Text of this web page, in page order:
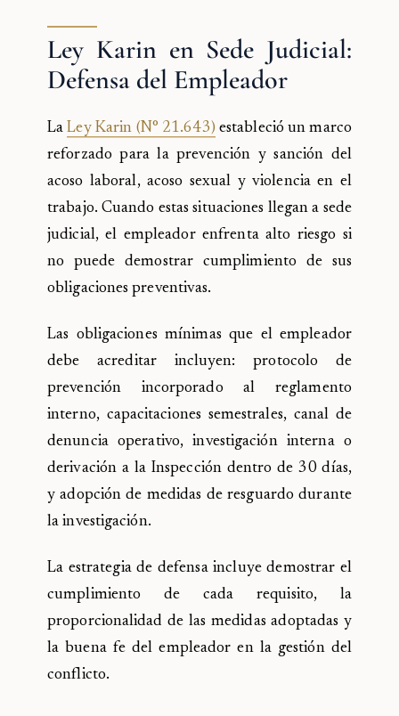
Ley Karin en Sede Judicial:
Defensa del Empleador
LaLey Karin (N° 21.643) estableció un marco
reforzado para la prevención y sanción del
acoso laboral, acoso sexual y violencia en el
trabajo. Cuando estas situaciones llegan a sede
judicial, el empleador enfrenta alto riesgo si
no puede demostrar cumplimiento de sus
obligaciones preventivas.
Las obligaciones mínimas que el empleador
debe acreditar incluyen: protocolo de
prevención incorporado al reglamento
interno, capacitaciones semestrales, canal de
denuncia operativo, investigación interna o
derivación a la Inspección dentro de 30 días,
y adopción de medidas de resguardo durante
la investigación.
La estrategia de defensa incluye demostrar el
cumplimiento de cada requisito, la
proporcionalidad de las medidas adoptadas y
la buena fe del empleador en la gestión del
conflicto.